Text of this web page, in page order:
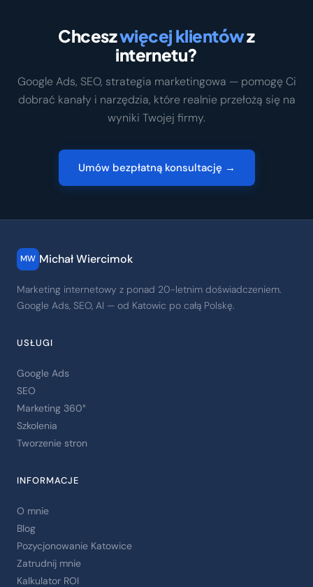
Chceszwięcej klientówz
internetu?
Google Ads, SEO, strategia marketingowa — pomogę Ci
dobrać kanały i narzędzia, które realnie przełożą się na
wyniki Twojej firmy.
Umów bezpłatną konsultację →
MW Michał Wiercimok
Marketing internetowy z ponad 20-letnim doświadczeniem.
Google Ads, SEO, AI — od Katowic po całą Polskę.
USŁUGI
Google Ads
SEO
Marketing 360°
Szkolenia
Tworzenie stron
INFORMACJE
O mnie
Blog
Pozycjonowanie Katowice
Zatrudnij mnie
Kalkulator ROI